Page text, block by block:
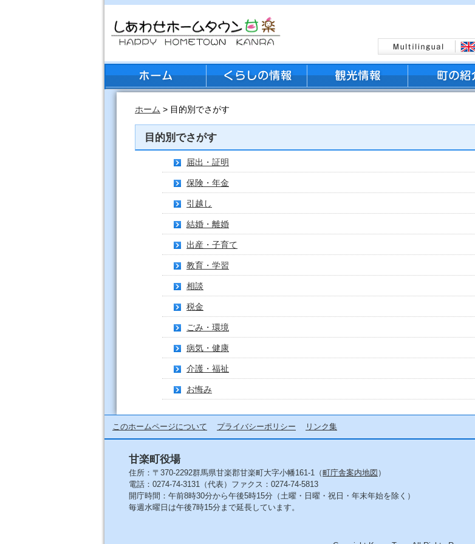
ホーム > 目的別でさがす
目的別でさがす
届出・証明
保険・年金
引越し
結婚・離婚
出産・子育て
教育・学習
相談
税金
ごみ・環境
病気・健康
介護・福祉
お悔み
このホームページについて プライバシーポリシー リンク集
甘楽町役場
住所：〒370-2292群馬県甘楽郡甘楽町大字小幡161-1（町庁舎案内地図 ）
電話：0274-74-3131（代表）ファクス：0274-74-5813
開庁時間：午前8時30分から午後5時15分（土曜・日曜・祝日・年末年始を除く）
毎週水曜日は午後7時15分まで延長しています。